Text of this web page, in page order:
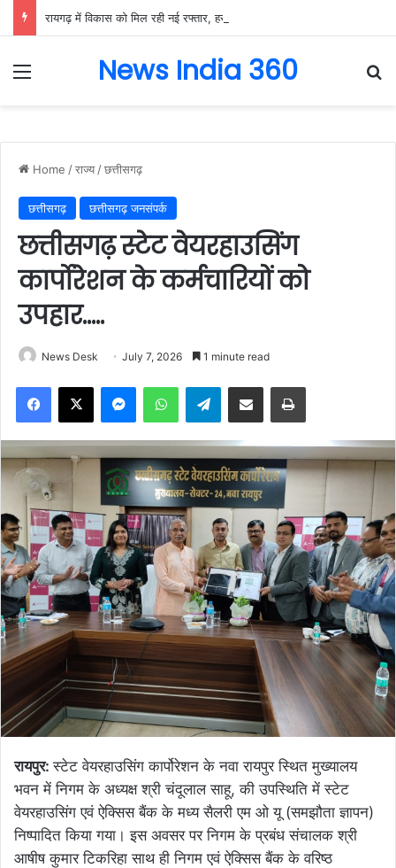
Menu News India 360
Home /राज्य /छत्तीसगढ़
छत्तीसगढ़ छत्तीसगढ़ जनसंपर्क
छत्तीसगढ़ स्टेट वेयरहाउसिंग
कार्पोरेशन के कर्मचारियों को
उपहार…..
News Desk July 7, 2026 1 minute read
Facebook
X MessengerWhatsAppTelegramShare via Email Print
रायपुर:स्टेट वेयरहाउसिंग कार्पोरेशन के नवा रायपुर स्थित मुख्यालय
भवन में निगम के अध्यक्ष श्री चंदूलाल साहू, की उपस्थिति में स्टेट
वेयरहाउसिंग एवं ऐक्सिस बैंक के मध्य सैलरी एम ओ यू (समझौता ज्ञापन)
निष्पादित किया गया। इस अवसर पर निगम के प्रबंध संचालक श्री
आषीष कुमार टिकरिहा साथ ही निगम एवं ऐक्सिस बैंक के वरिष्ठ